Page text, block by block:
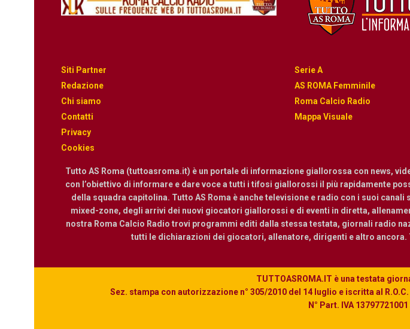
Siti Partner
Redazione
Chi siamo
Contatti
Privacy
Cookies
Serie A
AS ROMA Femminile
Roma Calcio Radio
Mappa Visuale
Tutto AS Roma (tuttoasroma.it) è un portale di informazione giallorossa con news,
con l’obiettivo di informare e dare voce a tutti i tifosi giallorossi il più rapidamente
della squadra capitolina. Tutto AS Roma è anche televisione e radio con i suoi
mixed-zone, degli arrivi dei nuovi giocatori giallorossi e di eventi in diretta,
nostra Roma Calcio Radio trovi programmi editi dalla stessa testata, giornali radio
tutti le dichiarazioni dei giocatori, allenatore, dirigenti e altro
TUTTOASROMA.IT è una testata
Sez. stampa con autorizzazione n° 305/2010 del 14 luglio e iscritta al
N° Part. IVA